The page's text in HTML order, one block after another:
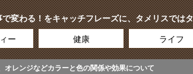
で変わる！をキャッチフレーズに、タメリスでは
ー 健康 ライフ
オレンジなどカラーと色の関係や効果について